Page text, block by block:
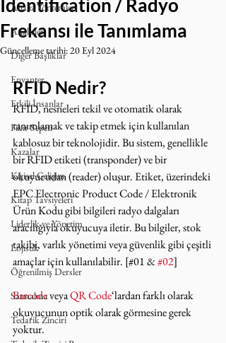
Analiz Yöntemleri
Analizler
Diğer Başlıklar
Envanter
Etkili İnsanlar
Fikir Sepeti
Kazalar
Kişisel Gelişim
Kitap Tavsiyeleri
Liderlik ve Yönetim
Lojistik
Öğrenilmiş Dersler
Satınalma
Tedarik Zinciri
Identification / Radyo
Frekansı ile Tanımlama
Güncelleme tarihi:20 Eyl 2024
RFID Nedir?
RFID, nesneleri tekil ve otomatik olarak
tanımlamak ve takip etmek için kullanılan
kablosuz bir teknolojidir. Bu sistem, genellikle
bir RFID etiketi (transponder) ve bir
okuyucudan (reader) oluşur. Etiket, üzerindeki
EPC Electronic Product Code / Elektronik
Ürün Kodu gibi bilgileri radyo dalgaları
aracılığıyla okuyucuya iletir. Bu bilgiler, stok
takibi, varlık yönetimi veya güvenlik gibi çeşitli
amaçlar için kullanılabilir. [#01 & #02]
Barcode veya QR Code‘lardan farklı olarak
okuyucunun optik olarak görmesine gerek
yoktur.